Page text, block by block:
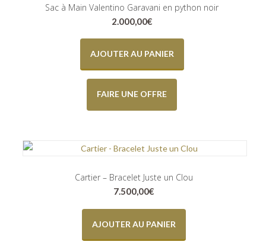
Sac à Main Valentino Garavani en python noir
2.000,00€
AJOUTER AU PANIER
FAIRE UNE OFFRE
Cartier – Bracelet Juste un Clou
7.500,00€
AJOUTER AU PANIER